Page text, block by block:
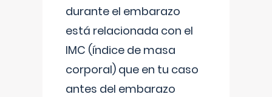
durante el embarazo
está relacionada con el
IMC (índice de masa
corporal) que en tu caso
antes del embarazo